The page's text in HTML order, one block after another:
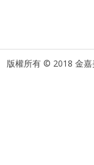
版權所有 © 2018 金嘉